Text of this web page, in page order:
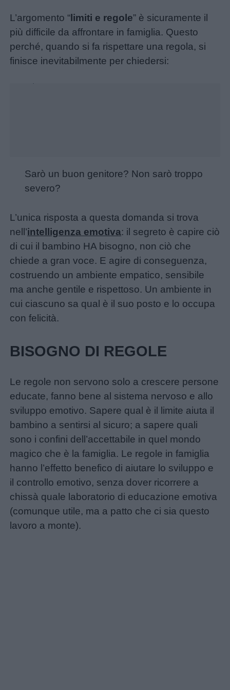
Menu
Schede
didattiche
Disegni
da
colorare
per
Feste
e
giornate
Filastrocche
Giochi
Lavoretti
L’argomento “ limiti e regole” è sicuramente il
più difficile da affrontare in famiglia. Questo
perché, quando si fa rispettare una regola, si
finisce inevitabilmente per chiedersi:
Sarò un buon genitore? Non sarò troppo
severo?
L’unica risposta a questa domanda si trova
nell’intelligenza emotiva: il segreto è capire ciò
di cui il bambino HA bisogno, non ciò che
chiede a gran voce. E agire di conseguenza,
costruendo un ambiente empatico, sensibile
ma anche gentile e rispettoso. Un ambiente in
cui ciascuno sa qual è il suo posto e lo occupa
con felicità.
BISOGNO DI REGOLE
Le regole non servono solo a crescere persone
educate, fanno bene al sistema nervoso e allo
sviluppo emotivo. Sapere qual è il limite aiuta il
bambino a sentirsi al sicuro; a sapere quali
sono i confini dell’accettabile in quel mondo
magico che è la famiglia. Le regole in famiglia
hanno l’effetto benefico di aiutare lo sviluppo e
il controllo emotivo, senza dover ricorrere a
chissà quale laboratorio di educazione emotiva
(comunque utile, ma a patto che ci sia questo
lavoro a monte).